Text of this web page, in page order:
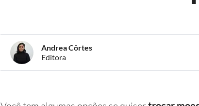
Andrea Côrtes
Editora